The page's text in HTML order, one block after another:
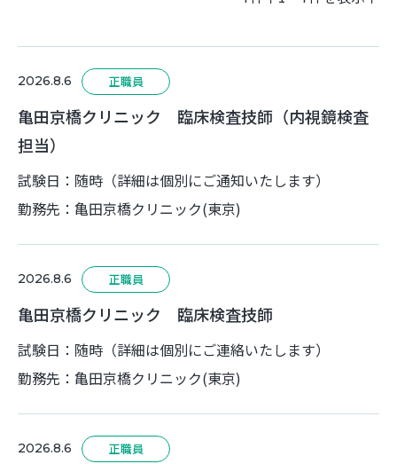
2026.8.6 正職員
亀田京橋クリニック 臨床検査技師（内視鏡検査
担当）
試験日：随時（詳細は個別にご通知いたします）
勤務先：亀田京橋クリニック(東京)
2026.8.6 正職員
亀田京橋クリニック 臨床検査技師
試験日：随時（詳細は個別にご連絡いたします）
勤務先：亀田京橋クリニック(東京)
2026.8.6 正職員